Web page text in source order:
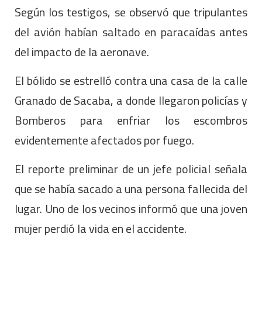
Según los testigos, se observó que tripulantes
del avión habían saltado en paracaídas antes
del impacto de la aeronave.
El bólido se estrelló contra una casa de la calle
Granado de Sacaba, a donde llegaron policías y
Bomberos para enfriar los escombros
evidentemente afectados por fuego.
El reporte preliminar de un jefe policial señala
que se había sacado a una persona fallecida del
lugar. Uno de los vecinos informó que una joven
mujer perdió la vida en el accidente.